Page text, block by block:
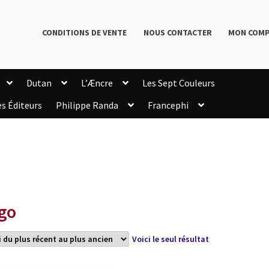
CONDITIONS DE VENTE NOUS CONTACTER MON
Dutan L’Æncre
Les Sept Couleurs
Éditeurs Philippe Randa
Francephi
Voici le seul résultat